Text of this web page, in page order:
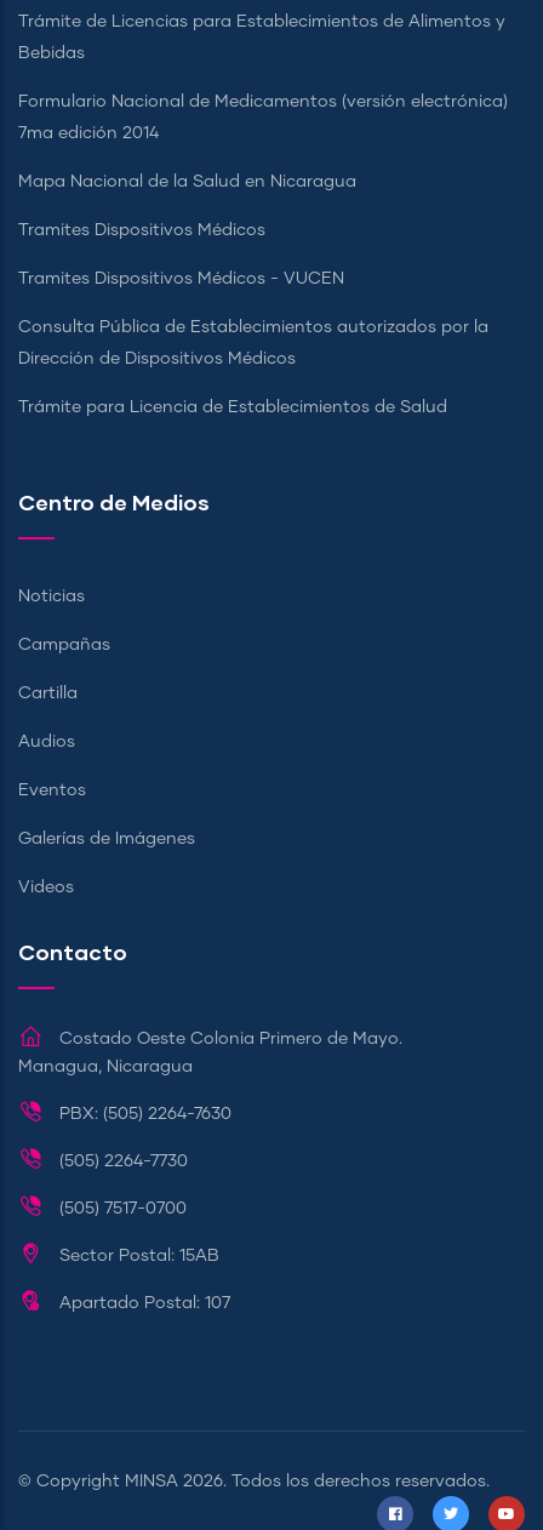
Trámite de Licencias para Establecimientos de Alimentos y
Bebidas
Formulario Nacional de Medicamentos (versión electrónica)
7ma edición 2014
Mapa Nacional de la Salud en Nicaragua
Tramites Dispositivos Médicos
Tramites Dispositivos Médicos - VUCEN
Consulta Pública de Establecimientos autorizados por la
Dirección de Dispositivos Médicos
Trámite para Licencia de Establecimientos de Salud
Centro de Medios
Noticias
Campañas
Cartilla
Audios
Eventos
Galerías de Imágenes
Videos
Contacto
Costado Oeste Colonia Primero de Mayo.
Managua, Nicaragua
PBX: (505) 2264-7630
(505) 2264-7730
(505) 7517-0700
Sector Postal: 15AB
Apartado Postal: 107
© Copyright MINSA 2026. Todos los derechos reservados.